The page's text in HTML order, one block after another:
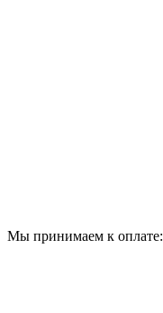
Мы принимаем к оплате: